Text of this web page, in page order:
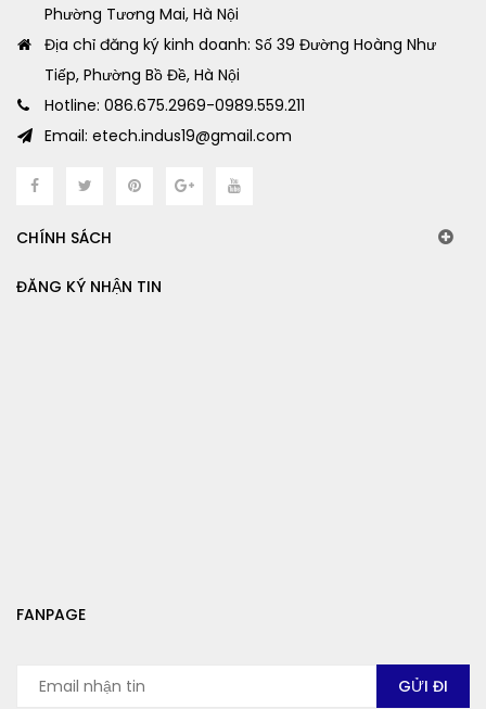
Phường Tương Mai, Hà Nội
Địa chỉ đăng ký kinh doanh: Số 39 Đường Hoàng Như
Tiếp, Phường Bồ Đề, Hà Nội
Hotline: 086.675.2969-0989.559.211
Email: etech.indus19@gmail.com
CHÍNH SÁCH
ĐĂNG KÝ NHẬN TIN
FANPAGE